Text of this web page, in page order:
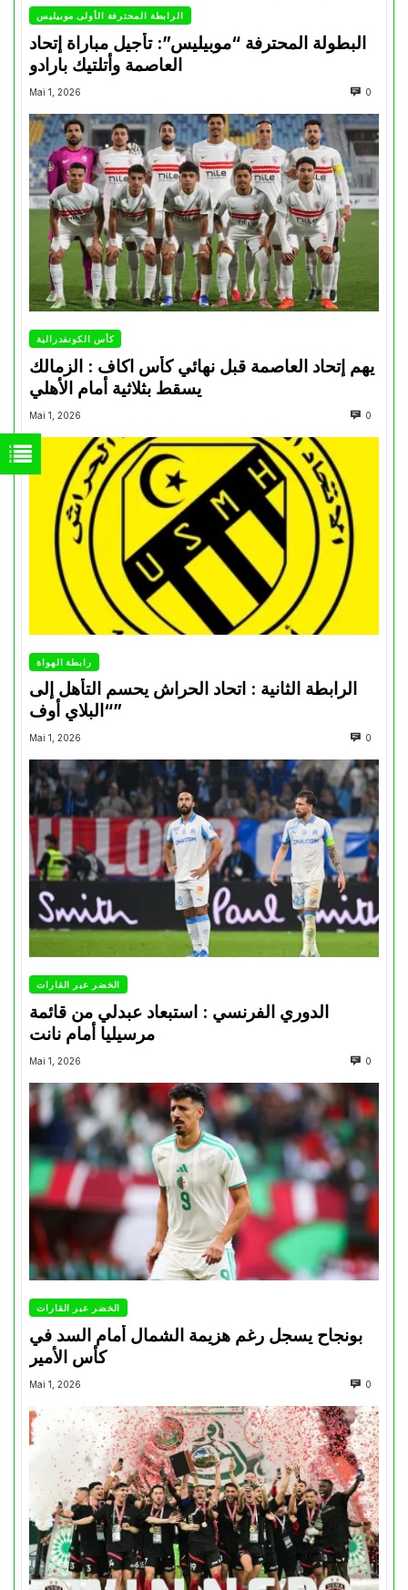
الرابطة المحترفة الأولى موبيليس
البطولة المحترفة “موبيليس”: تأجيل مباراة إتحاد
العاصمة وأتلتيك بارادو
Mai 1, 2026 0
كأس الكونفدرالية
يهم إتحاد العاصمة قبل نهائي كأس اكاف : الزمالك
Mai 1, 2026 0
رابطة الهواة
الرابطة الثانية : اتحاد الحراش يحسم التأهل إلى
“البلاي أوف”
Mai 1, 2026 0
الخضر عبر القارات
الدوري الفرنسي : استبعاد عبدلي من قائمة
مرسيليا أمام نانت
Mai 1, 2026 0
الخضر عبر القارات
بونجاح يسجل رغم هزيمة الشمال أمام السد في
كأس الأمير
Mai 1, 2026 0